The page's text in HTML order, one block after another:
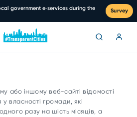
government e‑services during the
Survey
або іншому веб-сайті відомості
власності громади, які
разу на шість місяців, а